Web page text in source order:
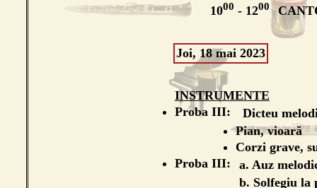
1000 - 1200
Joi, 18 mai 2023
INSTRUMENTE
Proba III:
Dicteu
Pian, vioară
Corzi grave,
Proba III:
a. Auz
b. Solfegiu